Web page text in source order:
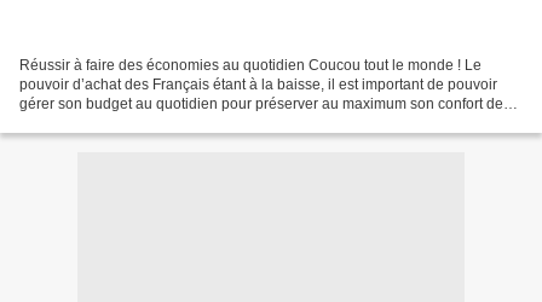
Réussir à faire des économies au quotidien Coucou tout le monde ! Le
pouvoir d’achat des Français étant à la baisse, il est important de pouvoir
gérer son budget au quotidien pour préserver au maximum son confort de